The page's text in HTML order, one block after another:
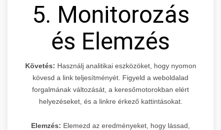
5. Monitorozás
és Elemzés
Követés: Használj analitikai eszközöket, hogy nyomon
kövesd a link teljesítményét. Figyeld a weboldalad
forgalmának változását, a keresőmotorokban elért
helyezéseket, és a linkre érkező kattintásokat.
Elemzés: Elemezd az eredményeket, hogy lássad,